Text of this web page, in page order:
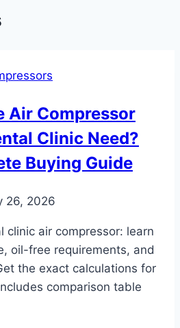
Air Compressor
Clinic Need?
Buying Guide
26, 2026
clinic air compressor: learn
oil-free requirements, and
the exact calculations for
comparison table